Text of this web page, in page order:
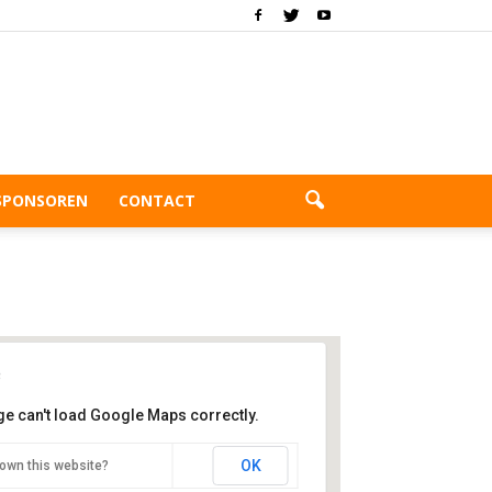
CONTACT
Wilgenring
70 - Rotterdam - Schiebroek
can't load Google Maps correctly.
this website? OK